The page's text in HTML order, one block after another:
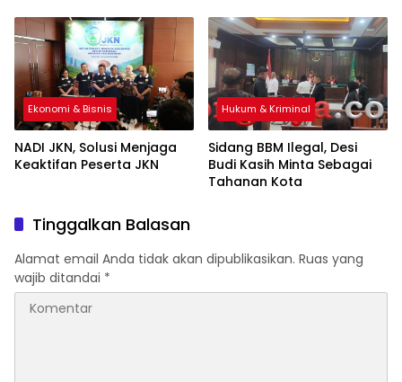
Ekonomi & Bisnis
NADI JKN, Solusi Menjaga
Keaktifan Peserta JKN
Hukum & Kriminal
Sidang BBM Ilegal, Desi
Budi Kasih Minta Sebagai
Tahanan Kota
Tinggalkan Balasan
Alamat email Anda tidak akan dipublikasikan. Ruas yang
wajib ditandai *